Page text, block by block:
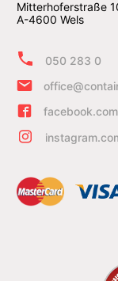
Mitterhoferstraße
A-4600 Wels
050 283 0